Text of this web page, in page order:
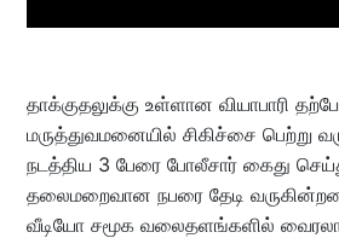
தாக்குதலுக்கு உள்ளான வியாபாரி
மருத்துவமனையில் சிகிச்சை பெற்று
நடத்திய 3 பேரை போலீசார் கைது
தலைமறைவான நபரை தேடி
வீடியோ சமூக வலைதளங்களில்